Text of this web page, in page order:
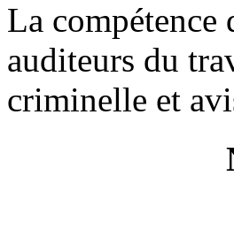
La compétence
auditeurs du
criminelle et